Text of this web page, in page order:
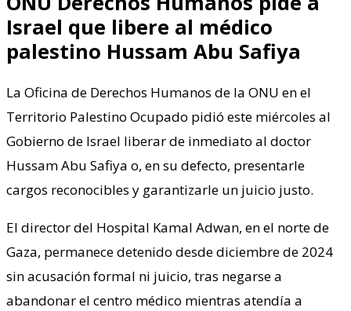
Israel que libere al médico
palestino Hussam Abu Safiya
La Oficina de Derechos Humanos de la ONU en el
Territorio Palestino Ocupado pidió este miércoles al
Gobierno de Israel liberar de inmediato al doctor
Hussam Abu Safiya o, en su defecto, presentarle
cargos reconocibles y garantizarle un juicio justo.
El director del Hospital Kamal Adwan, en el norte de
Gaza, permanece detenido desde diciembre de 2024
sin acusación formal ni juicio, tras negarse a
abandonar el centro médico mientras atendía a